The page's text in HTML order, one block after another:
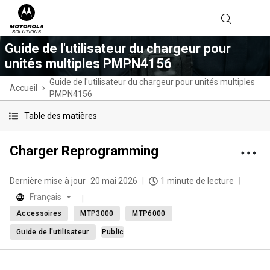
Guide de l'utilisateur du chargeur pour
unités multiples PMPN4156
Accueil
Guide de l'utilisateur du chargeur pour unités multiples
PMPN4156
Table des matières
Charger Reprogramming
Dernière mise à jour 20 mai 2026
1 minute de lecture
Français
Accessoires MTP3000 MTP6000
Guide de l'utilisateur Public